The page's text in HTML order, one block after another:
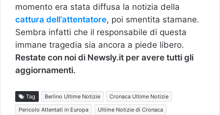
momento era stata diffusa la notizia della
cattura dell’attentatore, poi smentita stamane.
Sembra infatti che il responsabile di questa
immane tragedia sia ancora a piede libero.
Restate con noi di Newsly.it per avere tutti gli
aggiornamenti.
Tag Berlino Ultime Notizie
Cronaca Ultime Notizie
Pericolo Attentati in Europa
Ultime Notizie di Cronaca